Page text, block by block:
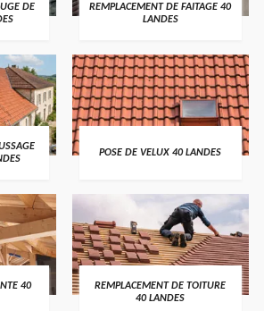
DE
REMPLACEMENT DE FAITAGE 40
LANDES
POSE DE VELUX 40 LANDES
40
REMPLACEMENT DE TOITURE
40 LANDES